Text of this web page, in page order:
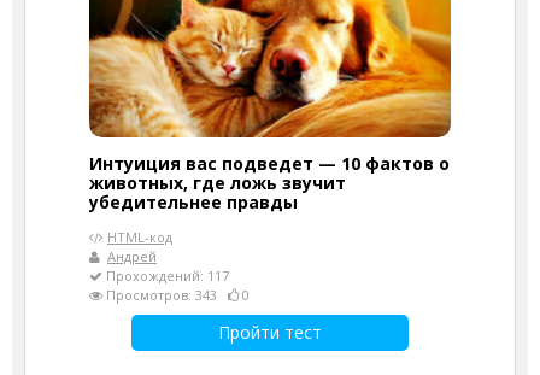
Интуиция вас подведет — 10 фактов о
животных, где ложь звучит
убедительнее правды
HTML-код
Андрей
Прохождений: 117
Просмотров: 343
0
Пройти тест